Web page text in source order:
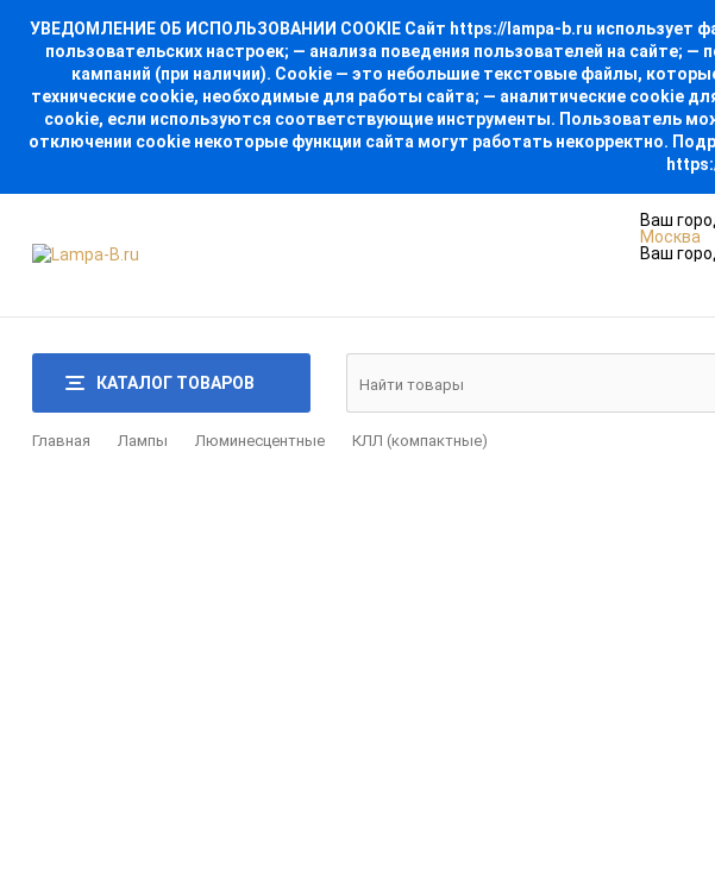
УВЕДОМЛЕНИЕ ОБ ИСПОЛЬЗОВАНИИ COOKIE Сайт https://lampa-b.ru использует
пользовательских настроек; — анализа поведения пользователей на сайте;
кампаний (при наличии). Cookie — это небольшие текстовые файлы,
технические cookie, необходимые для работы сайта; — аналитические cookie
cookie, если используются соответствующие инструменты. Пользователь
отключении cookie некоторые функции сайта могут работать некорректно.
Ваш
Москва
Ваш
КАТАЛОГ ТОВАРОВ
Главная Лампы Люминесцентные КЛЛ (компактные)